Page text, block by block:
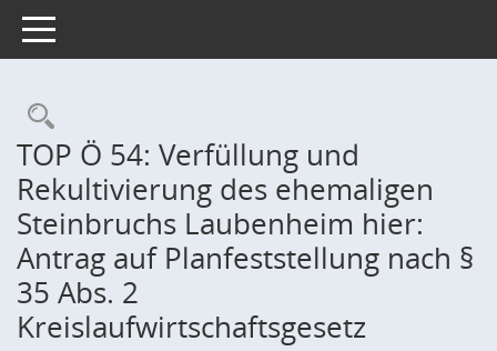
Toggle navigation
Rechercheauswahl
TOP Ö 54: Verfüllung und
Rekultivierung des ehemaligen
Steinbruchs Laubenheim hier:
Antrag auf Planfeststellung nach §
35 Abs. 2
Kreislaufwirtschaftsgesetz